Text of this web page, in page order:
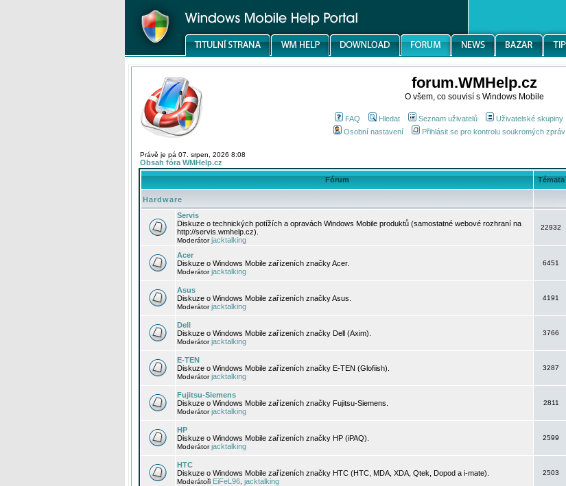
forum.WMHelp.cz
O všem, co souvisí s Windows Mobile
FAQ Hledat Seznam uživatelů Uživatelské skupiny
Osobní nastavení
Přihlásit se pro kontrolu soukromých zpráv
Právě je pá 07. srpen, 2026 8:08
Obsah fóra WMHelp.cz
Fórum Témata
Hardware
Servis
Diskuze o technických potížích a opravách Windows Mobile produktů (samostatné webové rozhraní na
http://servis.wmhelp.cz).
Moderátorjacktalking
22932
Acer
Diskuze o Windows Mobile zařízeních značky Acer.
Moderátorjacktalking
6451
Asus
Diskuze o Windows Mobile zařízeních značky Asus.
Moderátorjacktalking
4191
Dell
Diskuze o Windows Mobile zařízeních značky Dell (Axim).
Moderátorjacktalking
3766
E-TEN
Diskuze o Windows Mobile zařízeních značky E-TEN (Glofiish).
Moderátorjacktalking
3287
Fujitsu-Siemens
Diskuze o Windows Mobile zařízeních značky Fujitsu-Siemens.
Moderátorjacktalking
2811
HP
Diskuze o Windows Mobile zařízeních značky HP (iPAQ).
Moderátorjacktalking
2599
HTC
Diskuze o Windows Mobile zařízeních značky HTC (HTC, MDA, XDA, Qtek, Dopod a i-mate).
Moderátoři EiFeL96 jacktalking
2503